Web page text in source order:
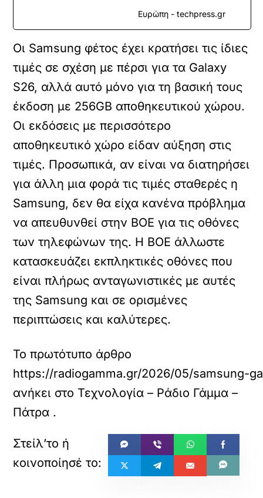
Ευρώπη - techpress.gr
Οι Samsung φέτος έχει κρατήσει τις ίδιες
τιμές σε σχέση με πέρσι για τα Galaxy
S26, αλλά αυτό μόνο για τη βασική τους
έκδοση με 256GB αποθηκευτικού χώρου.
Οι εκδόσεις με περισσότερο
αποθηκευτικό χώρο είδαν αύξηση στις
τιμές. Προσωπικά, αν είναι να διατηρήσει
για άλλη μια φορά τις τιμές σταθερές η
Samsung, δεν θα είχα κανένα πρόβλημα
να απευθυνθεί στην BOE για τις οθόνες
των τηλεφώνων της. Η BOE άλλωστε
κατασκευάζει εκπληκτικές οθόνες που
είναι πλήρως ανταγωνιστικές με αυτές
της Samsung και σε ορισμένες
περιπτώσεις και καλύτερες.
Το πρωτότυπο άρθρο
https://radiogamma.gr/2026/05/samsung-
ανήκει στο Τεχνολογία – Ράδιο Γάμμα –
Πάτρα .